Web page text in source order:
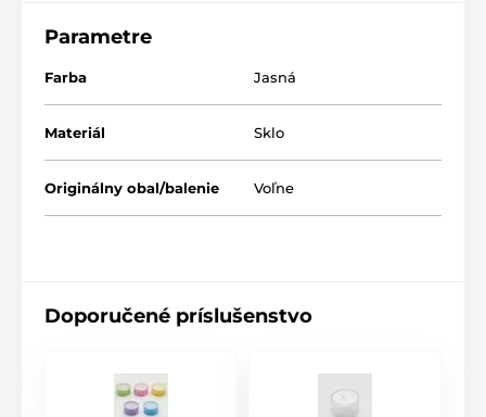
Priehľadné sklo umožňuje sviečke šíriť jemné a útulné
svetlo do priestoru, čo vytvára hrejivú atmosféru v
relaxačné večery alebo ako štýlový doplnok do
moderného interiéru.
Rozmer: 13 x 14 cm
Materiál: sklo
Parametre
Farba Jasná
Materiál Sklo
Originálny obal/balenie Voľne
Doporučené príslušenstvo